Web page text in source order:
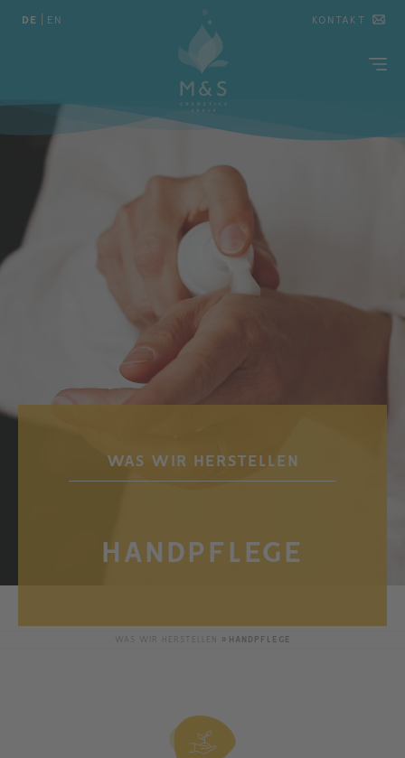
DE EN KONTAKT
WAS WIR HERSTELLEN
HANDPFLEGE
WAS WIR HERSTELLEN HANDPFLEGE